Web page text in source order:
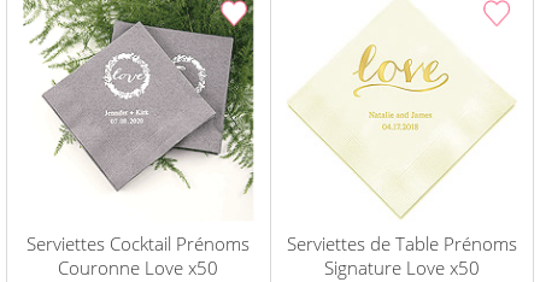
Serviettes Cocktail Prénoms
Couronne Love x50
Serviettes de Table Prénoms
Signature Love x50